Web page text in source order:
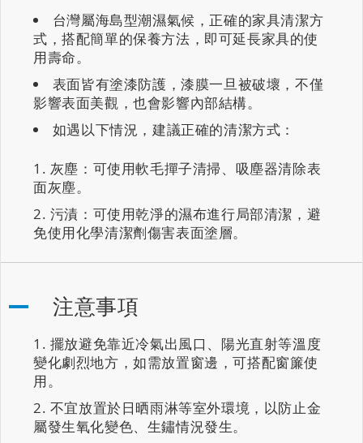
台灣屬海島型潮濕氣候，正確的家具清潔方
式，搭配簡單的保養方法，即可延長家具的使
用壽命。
表面皆有塗漆防護，漆膜一旦被破壞，不僅
影響表面美觀，也會影響內部結構。
如遇以下情況，建議正確的清潔方式：
灰塵：可使用軟毛撣子清掃、吸塵器清除表
面灰塵。
污漬：可使用乾淨的濕布進行局部清潔，避
免使用化學清潔劑傷害表面塗層。
注意事項
擺放避免靠近冷氣出風口、陽光直射等溫度
變化劇烈地方，如需放置窗邊，可搭配窗簾使
用。
不宜放置於日晒雨淋等室外環境，以防止金
屬發生氧化變色、生鏽情況發生。